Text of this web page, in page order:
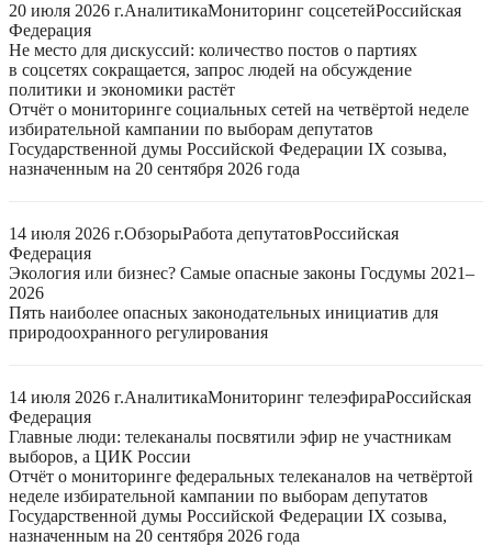
20 июля 2026 г.АналитикаМониторинг соцсетейРоссийская
Федерация
Не место для дискуссий: количество постов о партиях
в соцсетях сокращается, запрос людей на обсуждение
политики и экономики растёт
Отчёт о мониторинге социальных сетей на четвёртой неделе
избирательной кампании по выборам депутатов
Государственной думы Российской Федерации IX созыва,
назначенным на 20 сентября 2026 года
14 июля 2026 г.ОбзорыРабота депутатовРоссийская
Федерация
Экология или бизнес? Самые опасные законы Госдумы 2021–
2026
Пять наиболее опасных законодательных инициатив для
природоохранного регулирования
14 июля 2026 г.АналитикаМониторинг телеэфираРоссийская
Федерация
Главные люди: телеканалы посвятили эфир не участникам
выборов, а ЦИК России
Отчёт о мониторинге федеральных телеканалов на четвёртой
неделе избирательной кампании по выборам депутатов
Государственной думы Российской Федерации IX созыва,
назначенным на 20 сентября 2026 года